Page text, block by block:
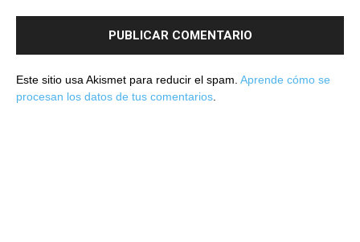
Este sitio usa Akismet para reducir el spam. Aprende cómo se
procesan los datos de tus comentarios